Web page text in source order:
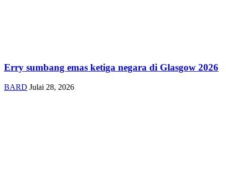
Erry sumbang emas ketiga negara di Glasgow 2026
BARD Julai 28, 2026